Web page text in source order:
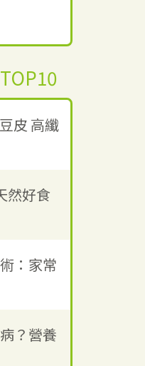
皮 高纖
然好食
：家常
？營養